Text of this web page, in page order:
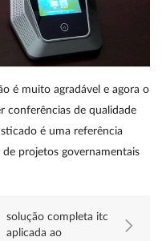
é muito agradável e agora o
conferências de qualidade
é uma referência
projetos governamentais
solução completa itc
aplicada ao